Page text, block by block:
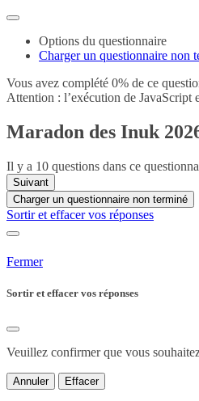
Options du questionnaire
Charger un questionnaire non
Vous avez complété 0% de ce
Attention : l’exécution de JavaScript
Maradon des Inuk
Il y a 10 questions dans ce
Suivant
Charger un questionnaire non terminé
Sortir et effacer vos réponses
Fermer
Sortir et effacer vos réponses
Veuillez confirmer que vous
Annuler Effacer